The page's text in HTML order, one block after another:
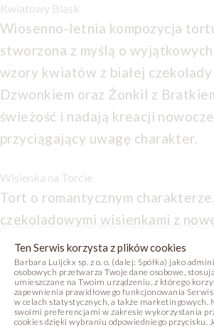
Ten Serwis korzysta z plików cookies
Barbara Luijckx sp. z o. o. (dalej: Spółka) jako
osobowych przetwarza Twoje dane osobowe,
umieszczane na Twoim urządzeniu, z którego
zapewnienia prawidłowego funkcjonowania
w celach statystycznych, a także marketingowych.
swoimi preferencjami w zakresie wykorzystania
cookies dzięki wybraniu odpowiedniego przycisku.
Kwiatowy Blask
Wiosenno-letnia kompozycja
stworzona z myślą o
wzory kwiatów z białej czekolady
Dzwonkiem oraz Żonkil z
świeżość i nadają kreacji
przyciągający uwagę charakter.
Wisienka na Torcie
Tort o romantycznym
czekoladowymi wisienkami z
Celebrations. Górę tortu zdobią
i dekoracja z białej czekolady
podkreślające jego odświętny
wybór na wyjątkowe okazje,